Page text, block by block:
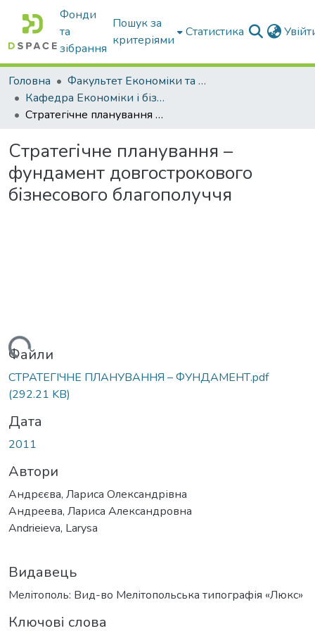
Фонди
та
зібрання
Пошук за
критеріями
Статистика
Головна
Факультет Економіки та бізнесу
Кафедра Економіки і бізнесу
Стратегічне планування – фундамент довгострокового бізнесового благополуччя
Стратегічне планування –
фундамент довгострокового
бізнесового благополуччя
Вантажиться...
Файли
СТРАТЕГІЧНЕ ПЛАНУВАННЯ – ФУНДАМЕНТ.pdf
(292.21 KB)
Дата
2011
Автори
Андрєєва, Лариса Олександрівна
Андреева, Лариса Александровна
Andrieieva, Larysa
Видавець
Мелітополь: Вид-во Мелітопольська типографія «Люкс»
Ключові слова